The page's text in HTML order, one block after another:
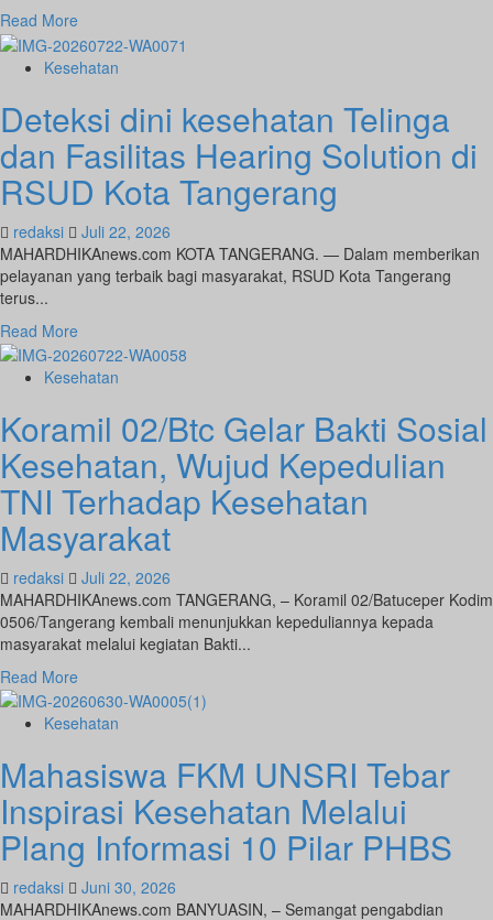
Read More
more
about
Melati
Gandeng
Relawan
Ambulance
GCG,
Layanan
Kemanusiaan
dan
Korban
Kecelakaan
Kesehatan
Deteksi dini kesehatan Telinga
dan Fasilitas Hearing Solution di
RSUD Kota Tangerang
redaksi
Juli 22, 2026
MAHARDHIKAnews.com KOTA TANGERANG. — Dalam memberikan
pelayanan yang terbaik bagi masyarakat, RSUD Kota Tangerang
terus...
Read More
more
about
dini
kesehatan
Telinga
dan
Fasilitas
Hearing
Solution
di
RSUD
Kota
Tangerang
Kesehatan
Koramil 02/Btc Gelar Bakti Sosial
Kesehatan, Wujud Kepedulian
TNI Terhadap Kesehatan
Masyarakat
redaksi
Juli 22, 2026
MAHARDHIKAnews.com TANGERANG, – Koramil 02/Batuceper Kodim
0506/Tangerang kembali menunjukkan kepeduliannya kepada
masyarakat melalui kegiatan Bakti...
Read More
more
about
02/Btc
Gelar
Bakti
Sosial
Kesehatan,
Wujud
Kepedulian
Kesehatan
Mahasiswa FKM UNSRI Tebar
Inspirasi Kesehatan Melalui
Plang Informasi 10 Pilar PHBS
redaksi
Juni 30, 2026
MAHARDHIKAnews.com BANYUASIN, – Semangat pengabdian